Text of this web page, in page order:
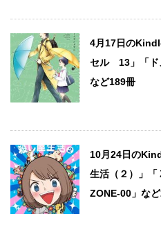
4月17日の
セル 13」「ド
など189冊
10月24日の
生活（２）」
ZONE-00」な